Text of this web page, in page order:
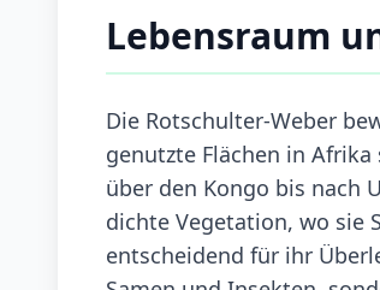
Lebensraum
Die Rotschulter-Weber
genutzte Flächen in
über den Kongo bis nach
dichte Vegetation, wo sie
entscheidend für ihr